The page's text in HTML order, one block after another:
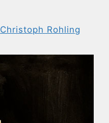
Christoph Rohling